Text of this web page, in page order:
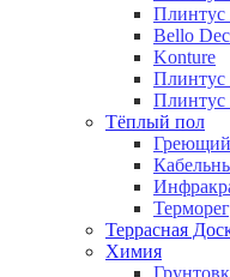
Плинтус
Bello
Konture
Плинтус
Плинтус
Тёплый пол
Террасная
Химия